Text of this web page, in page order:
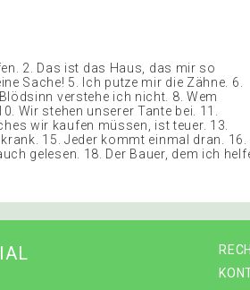
2. Das ist das Haus, das mir so
Sache! 5. Ich putze mir die Zähne. 6.
verstehe ich nicht. 8. Wem
Wir stehen unserer Tante bei. 11.
wir kaufen müssen, ist teuer. 13.
15. Jeder kommt einmal dran. 16.
gelesen. 18. Der Bauer, dem ich